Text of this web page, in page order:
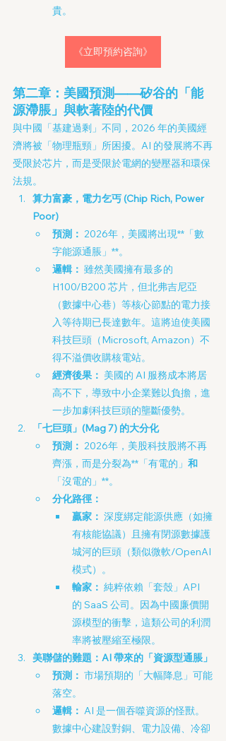
貴。
《立即預約咨詢》
第二章：美國預測——矽谷的「能
源滯脹」與軟著陸的代價
與中國「基建過剩」不同，2026 年的美國經
濟將被「物理瓶頸」所困擾。AI 的發展將不再
受限於芯片，而是受限於電網的變壓器和環保
法規。
算力富豪，電力乞丐 (Chip Rich, Power
Poor)
預測： 2026年，美國將出現**「數
字能源通脹」**。
邏輯： 雖然美國擁有最多的
H100/B200 芯片，但北弗吉尼亞
（數據中心巷）等核心節點的電力接
入等待期已長達數年。這將迫使美國
科技巨頭（Microsoft, Amazon）不
得不溢價收購核電站。
經濟後果： 美國的 AI 服務成本將居
高不下，導致中小企業難以負擔，進
一步加劇科技巨頭的壟斷優勢。
「七巨頭」(Mag 7) 的大分化
預測： 2026年，美股科技股將不再
齊漲，而是分裂為**「有電的」 和
「沒電的」**。
分化路徑：
贏家： 深度綁定能源供應（如擁
有核能協議）且擁有閉源數據護
城河的巨頭（類似微軟/OpenAI
模式）。
輸家： 純粹依賴「套殼」API
的 SaaS 公司。因為中國廉價開
源模型的衝擊，這類公司的利潤
率將被壓縮至極限。
美聯儲的難題：AI 帶來的「資源型通脹」
預測： 市場預期的「大幅降息」可能
落空。
邏輯： AI 是一個吞噬資源的怪獸。
數據中心建設對銅、電力設備、冷卻